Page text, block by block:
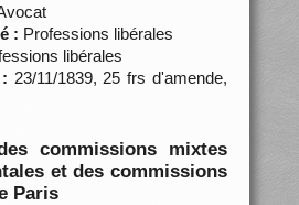
: Professions libérales
libérales
23/11/1839, 25 frs d'amende,
commissions mixtes
et des commissions
Paris